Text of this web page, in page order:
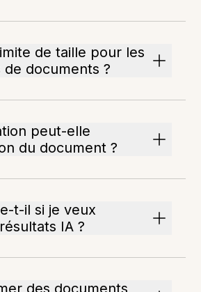
de taille pour les
documents ?
peut-elle
du document ?
t-il si je veux
IA ?
des documents